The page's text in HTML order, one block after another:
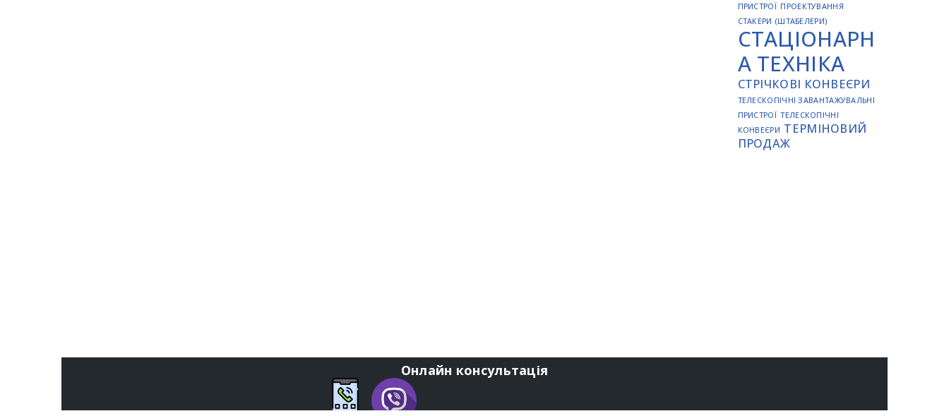
ПРИСТРОЇ ПРОЕКТУВАННЯ
СТАКЕРИ (ШТАБЕЛЕРИ)
СТАЦІОНАРН
А ТЕХНІКА
СТРІЧКОВІ КОНВЕЄРИ
ТЕЛЕСКОПІЧНІ ЗАВАНТАЖУВАЛЬНІ
ПРИСТРОЇ ТЕЛЕСКОПІЧНІ
КОНВЕЄРИ ТЕРМІНОВИЙ
ПРОДАЖ
Онлайн консультація